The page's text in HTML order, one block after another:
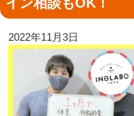
2022年11月3日